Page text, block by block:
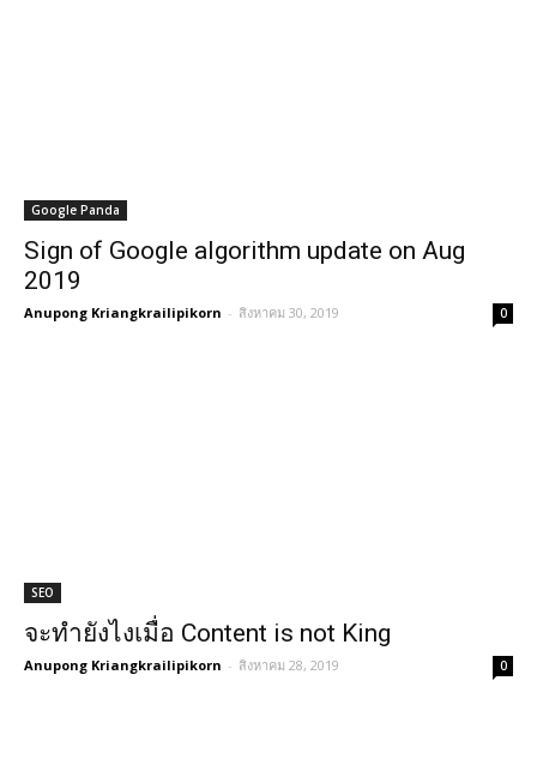
Google Panda
Sign of Google algorithm update on Aug
2019
Anupong Kriangkrailipikorn - สิงหาคม 30, 2019 0
SEO
จะทำยังไงเมื่อ Content is not King
Anupong Kriangkrailipikorn - สิงหาคม 28, 2019 0